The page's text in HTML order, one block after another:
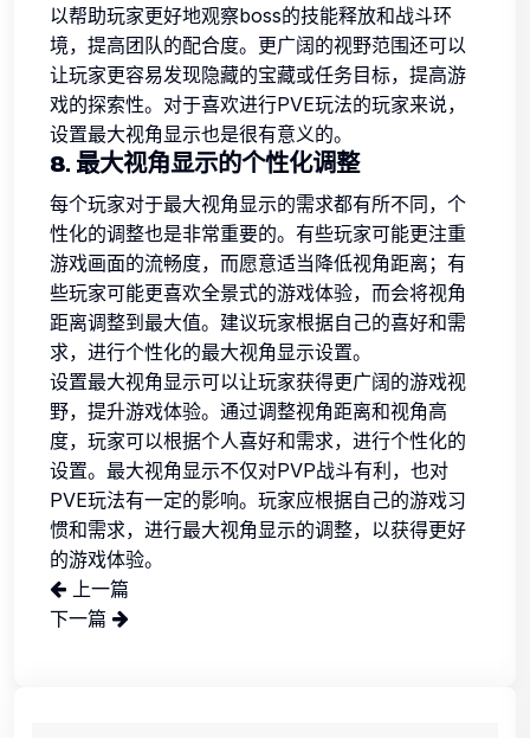
以帮助玩家更好地观察boss的技能释放和战斗环
境，提高团队的配合度。更广阔的视野范围还可以
让玩家更容易发现隐藏的宝藏或任务目标，提高游
戏的探索性。对于喜欢进行PVE玩法的玩家来说，
设置最大视角显示也是很有意义的。
8. 最大视角显示的个性化调整
每个玩家对于最大视角显示的需求都有所不同，个
性化的调整也是非常重要的。有些玩家可能更注重
游戏画面的流畅度，而愿意适当降低视角距离；有
些玩家可能更喜欢全景式的游戏体验，而会将视角
距离调整到最大值。建议玩家根据自己的喜好和需
求，进行个性化的最大视角显示设置。
设置最大视角显示可以让玩家获得更广阔的游戏视
野，提升游戏体验。通过调整视角距离和视角高
度，玩家可以根据个人喜好和需求，进行个性化的
设置。最大视角显示不仅对PVP战斗有利，也对
PVE玩法有一定的影响。玩家应根据自己的游戏习
惯和需求，进行最大视角显示的调整，以获得更好
的游戏体验。
上一篇
下一篇